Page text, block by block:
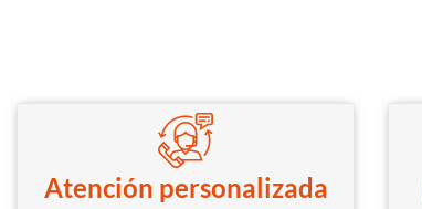
Atención personalizada